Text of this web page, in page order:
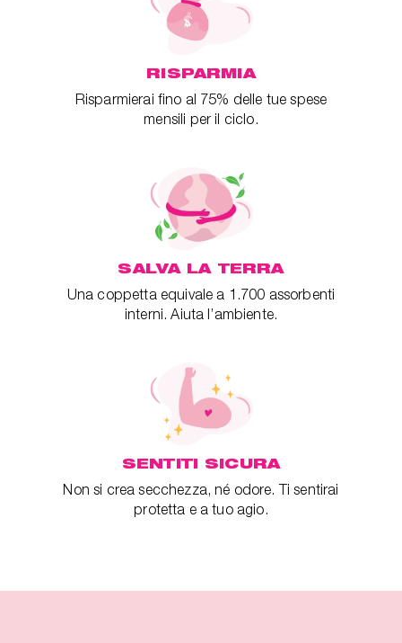
RISPARMIA
Risparmierai fino al 75% delle tue spese
mensili per il ciclo.
SALVA LA TERRA
Una coppetta equivale a 1.700 assorbenti
interni. Aiuta l’ambiente.
SENTITI SICURA
Non si crea secchezza, né odore. Ti sentirai
protetta e a tuo agio.